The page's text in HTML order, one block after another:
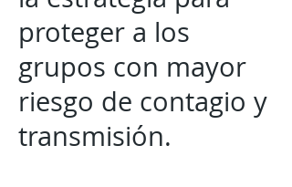
proteger a los
grupos con mayor
riesgo de contagio y
transmisión.